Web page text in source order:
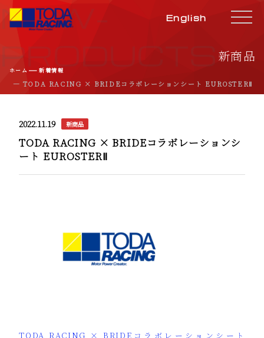
English
新商品
NEW-
PRODUCTS
ホーム ― 新着情報
― TODA RACING × BRIDEコラボレーションシート EUROSTERⅡ
2022.11.19 新商品
TODA RACING × BRIDEコラボレーションシ
ート EUROSTERⅡ
TODA RACING × BRIDEコラボレーションシート